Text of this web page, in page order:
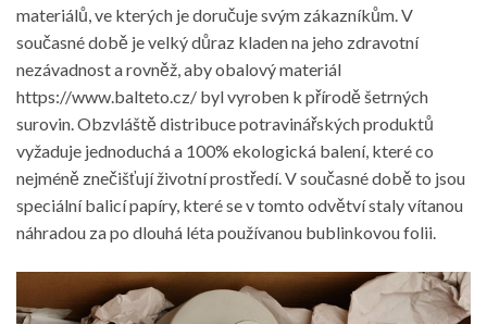
materiálů, ve kterých je doručuje svým zákazníkům. V
současné době je velký důraz kladen na jeho zdravotní
nezávadnost a rovněž, abyobalový materiál
https://www.balteto.cz/ byl vyroben k přírodě šetrných
surovin. Obzvláště distribuce potravinářských produktů
vyžaduje jednoduchá a 100% ekologická balení, které co
nejméně znečišťují životní prostředí. V současné době to jsou
speciální balicí papíry, které se v tomto odvětví staly vítanou
náhradou za po dlouhá léta používanou bublinkovou folii.